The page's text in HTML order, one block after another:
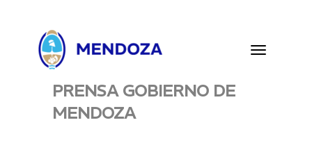
Toggle
PRENSA GOBIERNO DE
MENDOZA